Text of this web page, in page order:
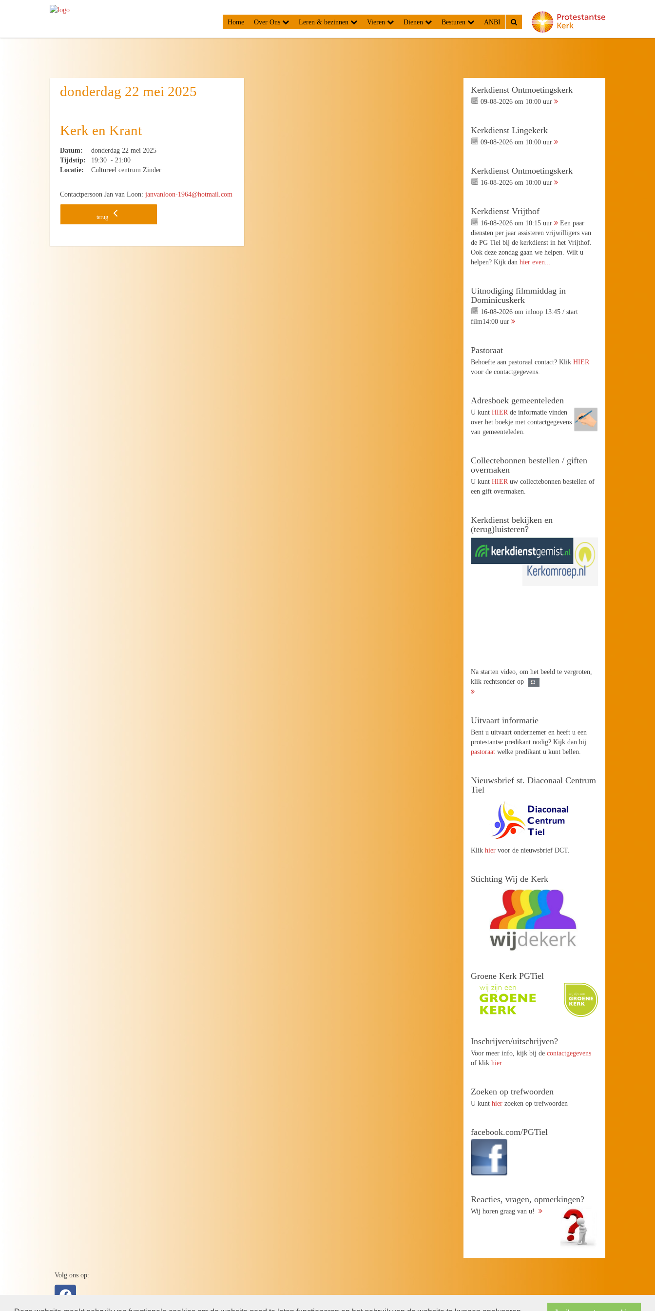
Home Over Ons Leren & bezinnen Vieren Dienen Besturen ANBI
donderdag 22 mei 2025
Kerk en Krant
Datum:
donderdag 22 mei 2025
Tijdstip:
19:30 - 21:00
Locatie:
Cultureel centrum Zinder
Contactpersoon Jan van Loon:janvanloon-1964@hotmail.com
terug
Kerkdienst Ontmoetingskerk
09-08-2026 om 10:00 uur
Kerkdienst Lingekerk
09-08-2026 om 10:00 uur
Kerkdienst Ontmoetingskerk
16-08-2026 om 10:00 uur
Kerkdienst Vrijthof
16-08-2026 om 10:15 uur
Een paar
diensten per jaar assisteren vrijwilligers van
de PG Tiel bij de kerkdienst in het Vrijthof.
Ook deze zondag gaan we helpen. Wilt u
helpen? Kijk danhier even...
Uitnodiging filmmiddag in
Dominicuskerk
16-08-2026 om inloop 13:45 / start
film14:00 uur
Pastoraat
Behoefte aan pastoraal contact? KlikHIER
voor de contactgegevens.
Adresboek gemeenteleden
U kuntHIER de informatie vinden
over het boekje met contactgegevens
van gemeenteleden.
Collectebonnen bestellen / giften
overmaken
U kuntHIER uw collectebonnen bestellen of
een gift overmaken.
Kerkdienst bekijken en
(terug)luisteren?
Na starten video, om het beeld te vergroten,
klik rechtsonder op
Uitvaart informatie
Bent u uitvaart ondernemer en heeft u een
protestantse predikant nodig? Kijk dan bij
pastoraat welke predikant u kunt bellen.
Nieuwsbrief st. Diaconaal Centrum
Tiel
Klikhier voor de nieuwsbrief DCT.
Stichting Wij de Kerk
Groene Kerk PGTiel
Inschrijven/uitschrijven?
Voor meer info, kijk bij decontactgegevens
of klikhier
Zoeken op trefwoorden
U kunthier zoeken op trefwoorden
facebook.com/PGTiel
Reacties, vragen, opmerkingen?
Wij horen graag van u!
Volg ons op: